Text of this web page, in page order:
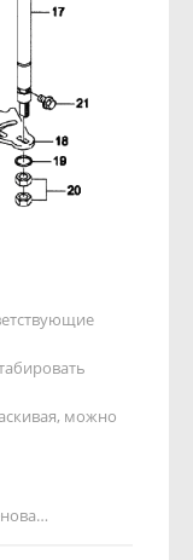
Наименование детали
можно